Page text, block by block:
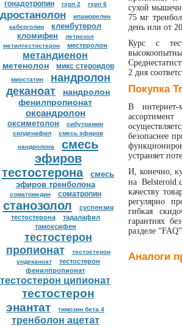
сухой
75 мг
день или от
Курс с
2 дня
Покупка
В интернет-
безопаснее
устраняет
И, конечно,
на
качеству
регулярно
гибкая
гарантиях
разделе
Аналоги
гонадотропин гхрп 2 гхрп 6
дростанолон
ипаморелин
каберголин
кленбутерол
кломифен
летрозол
мeтилтестостерон
местеролон
метандиенон
метенолон микс стероидов
миостатин
нандролон
деканоат
нандролон
фенилпропионат
оксандролон
оксиметолон
сибутрамин
силденафил
смесь эфиров
нандролона
смесь
эфиров
тестостерона
смесь
эфиров тренболона
соматомедин соматропин
станозолол
суспензия
тестостерона
тадалафил
тамоксифен
тестостерон
пропионат
тестостерон
ундеканоат
тестостерон
фенилпропионат
тестостерон ципионат
тестостерон
энантат
тимозин бета 4
тренболон ацетат